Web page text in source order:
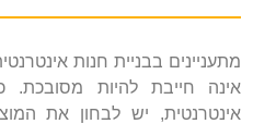
מתעניינים בבניית חנות
אינה חייבת להיות מסובכת.
אינטרנטית, יש לבחון את